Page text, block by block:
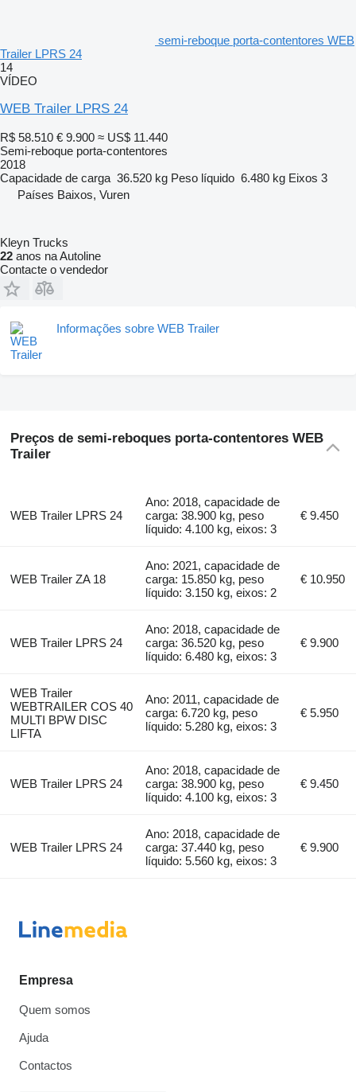
semi-reboque porta-contentores WEB
Trailer LPRS 24
14
VÍDEO
WEB Trailer LPRS 24
R$ 58.510 € 9.900 ≈ US$ 11.440
Semi-reboque porta-contentores
2018
Capacidade de carga 36.520 kg Peso líquido 6.480 kg Eixos 3
Países Baixos, Vuren
Kleyn Trucks
22 anos na Autoline
Contacte o vendedor
Informações sobre WEB Trailer
Preços de semi-reboques porta-contentores WEB
Trailer
WEB Trailer LPRS 24
Ano: 2018, capacidade de
carga: 38.900 kg, peso
líquido: 4.100 kg, eixos: 3
€ 9.450
WEB Trailer ZA 18
Ano: 2021, capacidade de
carga: 15.850 kg, peso
líquido: 3.150 kg, eixos: 2
€ 10.950
WEB Trailer LPRS 24
Ano: 2018, capacidade de
carga: 36.520 kg, peso
líquido: 6.480 kg, eixos: 3
€ 9.900
WEB Trailer
WEBTRAILER COS 40
MULTI BPW DISC
LIFTA
Ano: 2011, capacidade de
carga: 6.720 kg, peso
líquido: 5.280 kg, eixos: 3
€ 5.950
WEB Trailer LPRS 24
Ano: 2018, capacidade de
carga: 38.900 kg, peso
líquido: 4.100 kg, eixos: 3
€ 9.450
WEB Trailer LPRS 24
Ano: 2018, capacidade de
carga: 37.440 kg, peso
líquido: 5.560 kg, eixos: 3
€ 9.900
Empresa
Quem somos
Ajuda
Contactos